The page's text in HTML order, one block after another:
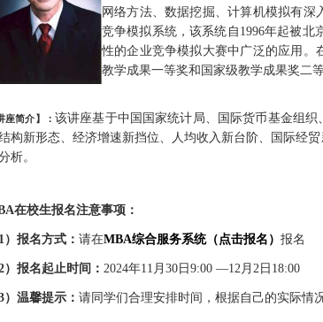
网络方法、数据挖掘、计算机模拟有深
竞争模拟系统，该系统自1996年起被北
性的企业竞争模拟大赛中广泛的应用。
教学成果一等奖和国家级教学成果奖二等
座简介】： 该讲座基于中国国家统计局、国际货币基金组
构新形态、经济增速新挡位、人均收入新台阶、国际经
析。
在校生报名注意事项：
） 报名方式： 请在MBA综合服务系统（点击报名） 报名
） 报名起止时间： 2024年11月30日9:00 —12月2日18:00
） 温馨提示： 请同学们合理安排时间，根据自己的实际情